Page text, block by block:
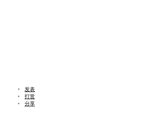
发表
打赏
分享